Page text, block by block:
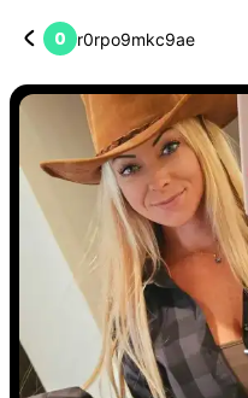
0 r0rpo9mkc9ae